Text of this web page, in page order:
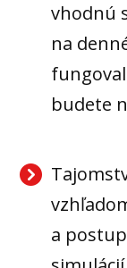
vhodnú
na
budete
a